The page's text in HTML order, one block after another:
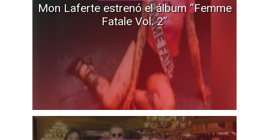
Mon Laferte estrenó el álbum “Femme
Fatale Vol. 2”